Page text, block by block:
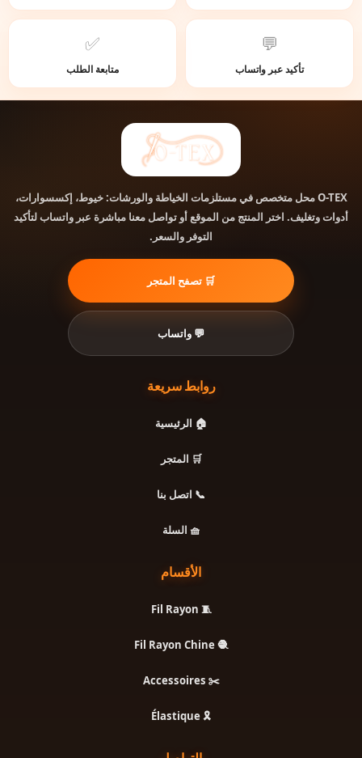
💬
تأكيد عبر واتساب
✅
متابعة الطلب
O-TEXمحل متخصص في مستلزمات الخياطة والورشات: خيوط، إكسسوارات،
أدوات وتغليف. اختر المنتج من الموقع أو تواصل معنا مباشرة عبر واتساب لتأكيد
التوفر والسعر.
🛒 تصفح المتجر
💬 واتساب
روابط سريعة
🏠 الرئيسية
🛒 المتجر
📞 اتصل بنا
🧺 السلة
الأقسام
🧵 Fil Rayon
🧶 Fil Rayon Chine
✂️ Accessoires
🎗️ Élastique